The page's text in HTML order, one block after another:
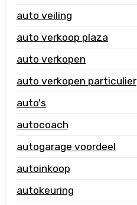
auto veiling
auto verkoop plaza
auto verkopen
auto verkopen particulier
auto's
autocoach
autogarage voordeel
autoinkoop
autokeuring